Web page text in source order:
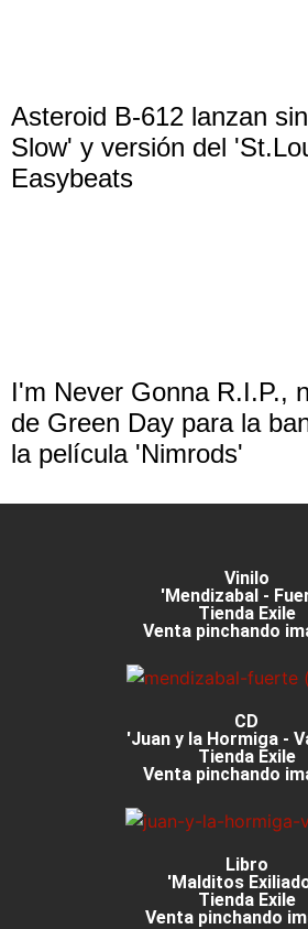
Asteroid B-612 lanzan
Slow' y versión del
Easybeats
I'm Never Gonna R.I.P.,
de Green Day para la
la película 'Nimrods'
Vinilo
'Mendizabal -
Tienda Exile
Venta pinchando
CD
'Juan y la Hormiga -
Tienda Exile
Venta pinchando
Libro
'Malditos
Tienda Exile
Venta pinchando